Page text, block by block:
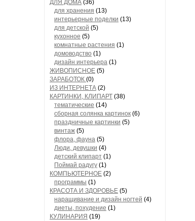
ДЛЯ ДОМА (36)
для хранения (13)
интерьерные поделки (13)
для детской (5)
кухонное (5)
комнатные растения (1)
домоводство (1)
дизайн интерьера (1)
ЖИВОПИСНОЕ (5)
ЗАРАБОТОК (0)
ИЗ ИНТЕРНЕТА (2)
КАРТИНКИ, КЛИПАРТ (38)
тематические (14)
сборная солянка картинок (6)
праздничные картинки (5)
винтаж (5)
флора, фауна (5)
Люди, девушки (4)
детский клипарт (1)
Поймай радугу (1)
КОМПЬЮТЕРНОЕ (2)
программы (1)
КРАСОТА И ЗДОРОВЬЕ (5)
наращивание и дизайн ногтей (4)
диеты, похудение (1)
КУЛИНАРИЯ (19)